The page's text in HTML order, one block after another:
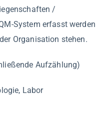
/
System erfasst werden
Organisation stehen.
Aufzählung)
Labor